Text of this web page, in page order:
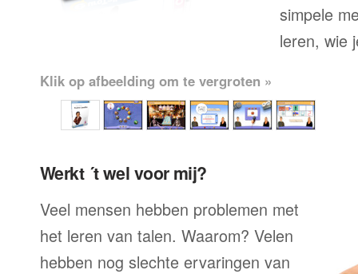
simpele
leren, wie
Klik op afbeelding om te vergroten »
Werkt ´t wel voor mij?
Veel mensen hebben problemen met
het leren van talen. Waarom? Velen
hebben nog slechte ervaringen van